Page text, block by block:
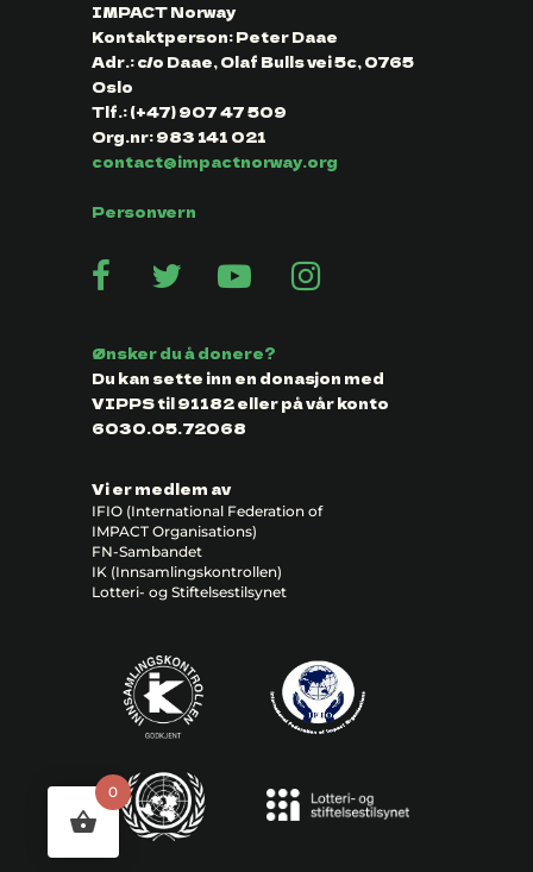
IMPACT Norway
Kontaktperson: Peter Daae
Adr.: c/o Daae, Olaf Bulls vei 5c, 0765
Oslo
Tlf.: (+47) 907 47 509
Org.nr: 983 141 021
contact@impactnorway.org
Personvern
Ønsker du å donere?
Du kan sette inn en donasjon med
VIPPS til 91182 eller på vår konto
6030.05.72068
Vi er medlem av
IFIO (International Federation of
IMPACT Organisations)
FN-Sambandet
IK (Innsamlingskontrollen)
Lotteri- og Stiftelsestilsynet
0